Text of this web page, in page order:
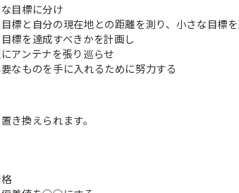
目標に分け
標と自分の現在地との距離を測り、小さな目標
標を達成すべきかを計画し
アンテナを張り巡らせ
なものを手に入れるために努力する
き換えられます。